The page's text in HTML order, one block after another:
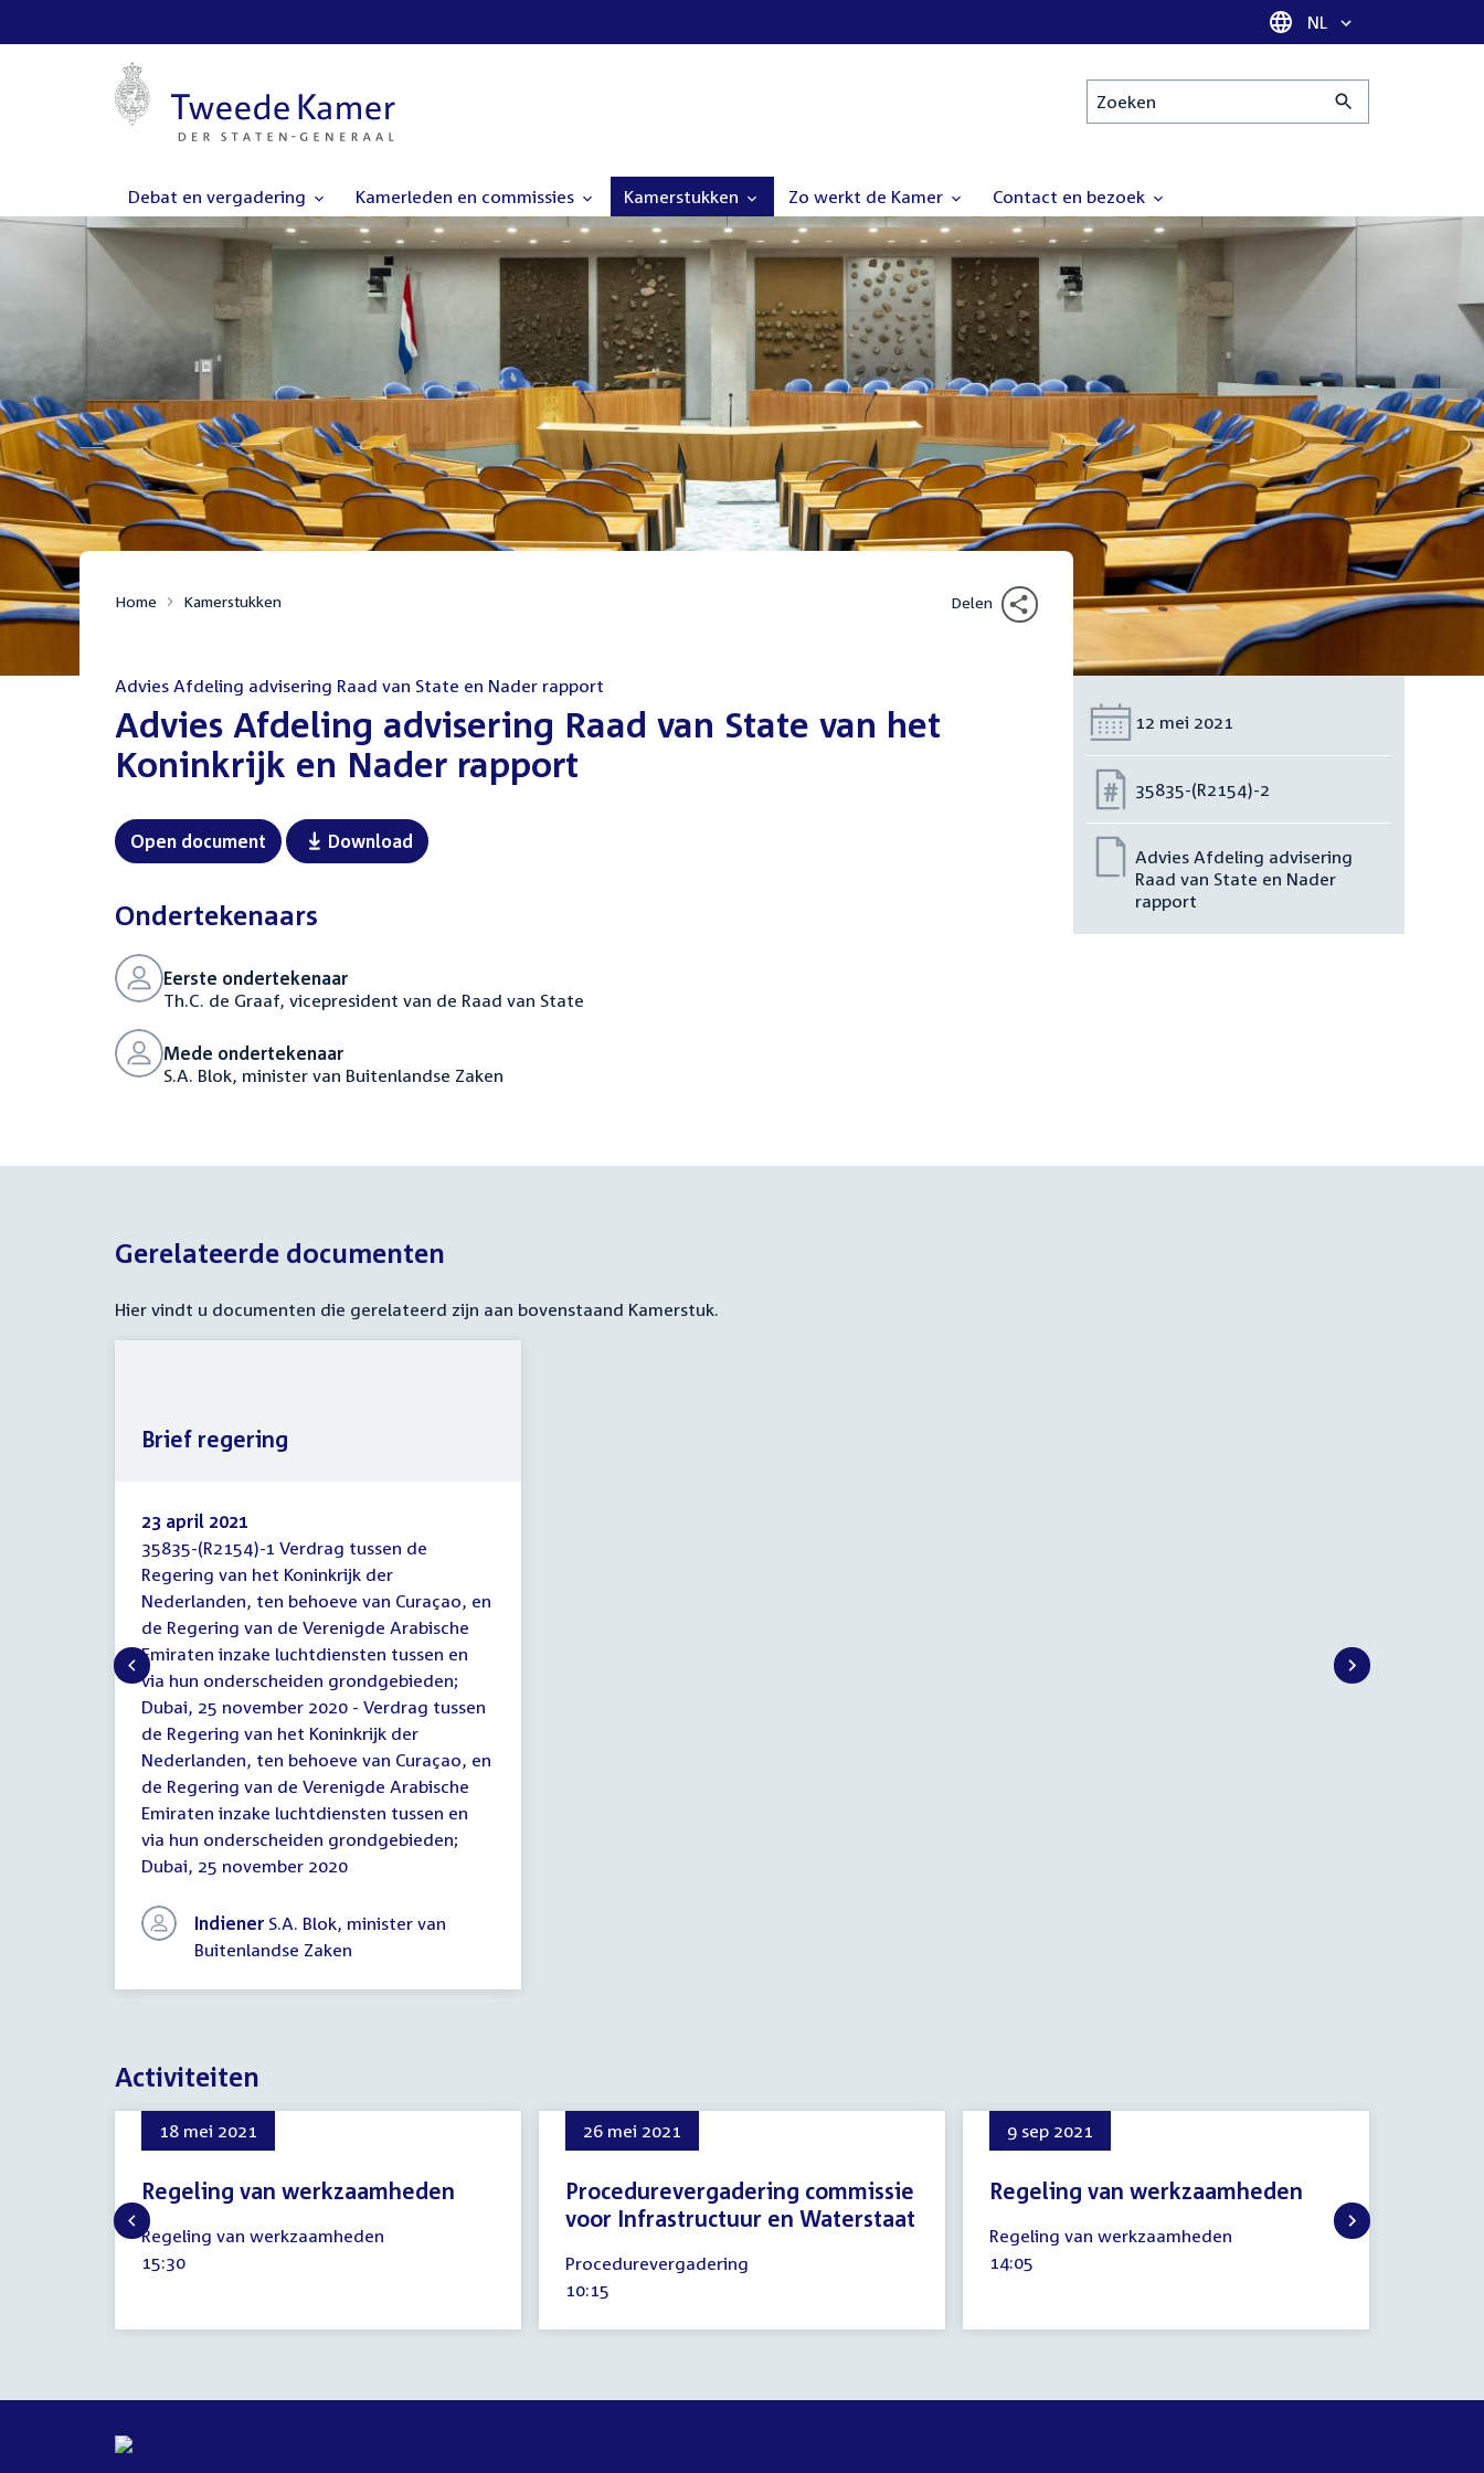
Taal selectie
NL
Zoeken
Debat en vergadering Kamerleden en commissies Kamerstukken Zo werkt de Kamer Contact en bezoek
Home Kamerstukken Delen
Advies Afdeling advisering Raad van State en Nader rapport
Advies Afdeling advisering Raad van State van het
Koninkrijk en Nader rapport
Open document Download
Ondertekenaars
Eerste ondertekenaar
Th.C. de Graaf, vicepresident van de Raad van State
Mede ondertekenaar
S.A. Blok, minister van Buitenlandse Zaken
Datum:
12 mei 2021
Nummer:
35835-(R2154)-2
Advies Afdeling advisering
Raad van State en Nader
rapport
Gerelateerde documenten
Hier vindt u documenten die gerelateerd zijn aan bovenstaand Kamerstuk.
Brief
regering
23 april 2021
35835-(R2154)-1 Verdrag tussen de
Regering van het Koninkrijk der
Nederlanden, ten behoeve van Curaçao, en
de Regering van de Verenigde Arabische
Emiraten inzake luchtdiensten tussen en
via hun onderscheiden grondgebieden;
Dubai, 25 november 2020 - Verdrag tussen
de Regering van het Koninkrijk der
Nederlanden, ten behoeve van Curaçao, en
de Regering van de Verenigde Arabische
Emiraten inzake luchtdiensten tussen en
via hun onderscheiden grondgebieden;
Dubai, 25 november 2020
Indiener S.A. Blok, minister van
Buitenlandse Zaken
Brief regering
Activiteiten
18 mei 2021
Regeling van werkzaamheden
18
mei
2021
Regeling van werkzaamheden
Tijd
15:30
26 mei 2021
Procedurevergadering commissie
voor Infrastructuur en Waterstaat
mei
2021
Procedurevergadering
Tijd
10:15
9 sep 2021
Regeling van werkzaamheden
september
2021
Regeling van werkzaamheden
Tijd
14:05